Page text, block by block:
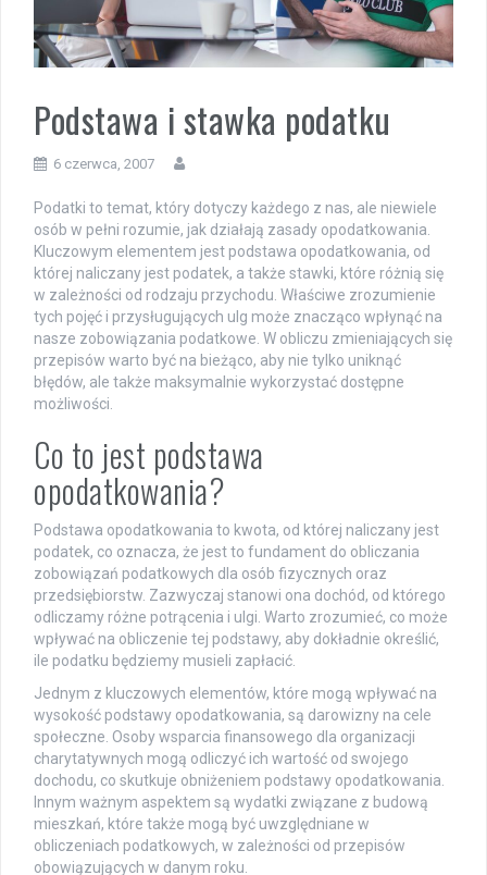
Podstawa i stawka podatku
6 czerwca, 2007
Podatki to temat, który dotyczy każdego z nas, ale niewiele
osób w pełni rozumie, jak działają zasady opodatkowania.
Kluczowym elementem jest podstawa opodatkowania, od
której naliczany jest podatek, a także stawki, które różnią się
w zależności od rodzaju przychodu. Właściwe zrozumienie
tych pojęć i przysługujących ulg może znacząco wpłynąć na
nasze zobowiązania podatkowe. W obliczu zmieniających się
przepisów warto być na bieżąco, aby nie tylko uniknąć
błędów, ale także maksymalnie wykorzystać dostępne
możliwości.
Co to jest podstawa
opodatkowania?
Podstawa opodatkowania to kwota, od której naliczany jest
podatek, co oznacza, że jest to fundament do obliczania
zobowiązań podatkowych dla osób fizycznych oraz
przedsiębiorstw. Zazwyczaj stanowi ona dochód, od którego
odliczamy różne potrącenia i ulgi. Warto zrozumieć, co może
wpływać na obliczenie tej podstawy, aby dokładnie określić,
ile podatku będziemy musieli zapłacić.
Jednym z kluczowych elementów, które mogą wpływać na
wysokość podstawy opodatkowania, są darowizny na cele
społeczne. Osoby wsparcia finansowego dla organizacji
charytatywnych mogą odliczyć ich wartość od swojego
dochodu, co skutkuje obniżeniem podstawy opodatkowania.
Innym ważnym aspektem są wydatki związane z budową
mieszkań, które także mogą być uwzględniane w
obliczeniach podatkowych, w zależności od przepisów
obowiązujących w danym roku.